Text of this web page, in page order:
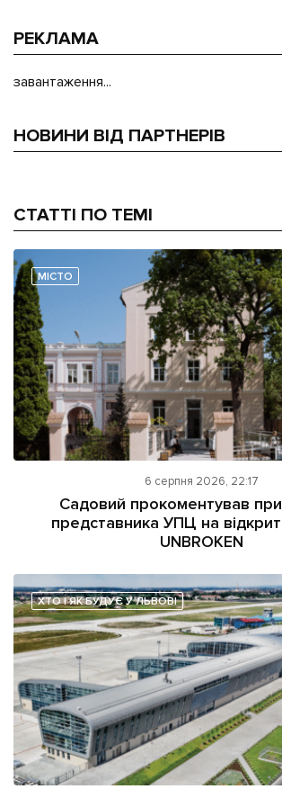
РЕКЛАМА
завантаження...
НОВИНИ ВІД ПАРТНЕРІВ
СТАТТІ ПО ТЕМІ
МІСТО
6 серпня 2026, 22:17
Садовий прокоментував
представника УПЦ на
UNBROKEN
ХТО І ЯК БУДУЄ У ЛЬВОВІ